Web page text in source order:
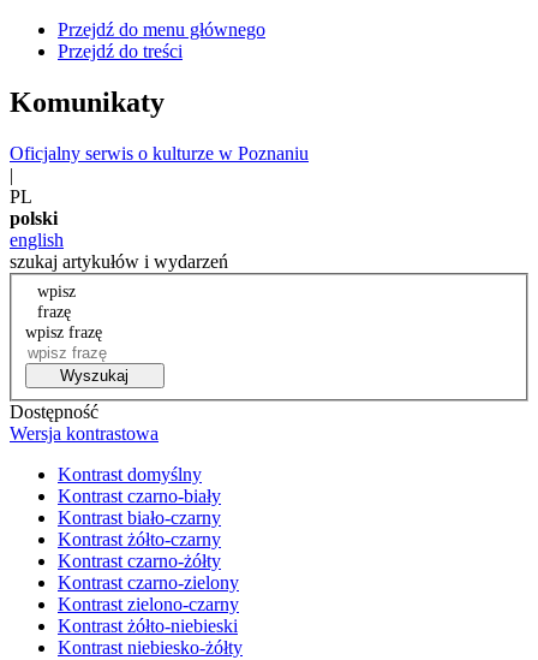
Przejdź do menu głównego
Przejdź do treści
Komunikaty
Oficjalny serwis o kulturze w Poznaniu
|
PL
polski
english
szukaj artykułów i wydarzeń
wpisz
frazę
wpisz frazę
Wyszukaj
Dostępność
Wersja kontrastowa
Kontrast domyślny
Kontrast czarno-biały
Kontrast biało-czarny
Kontrast żółto-czarny
Kontrast czarno-żółty
Kontrast czarno-zielony
Kontrast zielono-czarny
Kontrast żółto-niebieski
Kontrast niebiesko-żółty